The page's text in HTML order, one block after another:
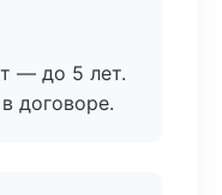
— до 5 лет.
договоре.